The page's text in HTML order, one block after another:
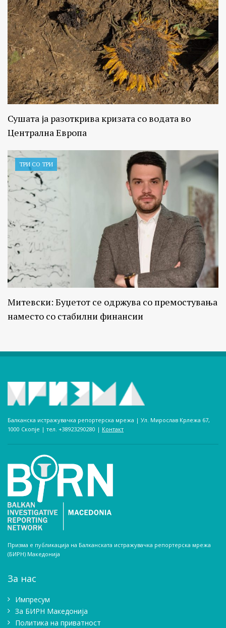
Сушата ја разоткрива кризата со водата во
Централна Европа
ТРИ СО ТРИ
Митевски: Буџетот се одржува со премостувања
наместо со стабилни финансии
Балканска истражувачка репортерска мрежа | Ул. Мирослав Крлежа 67,
1000 Скопје | тел. +38923290280­ | Контакт
Призма е публикација на Балканската истражувачка репортерска мрежа
(БИРН) Македонија
За нас
Импресум
Зa БИРН Македонија
Политика на приватност